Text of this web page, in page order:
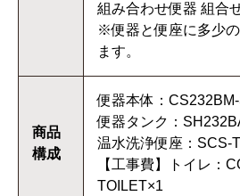
組み合わせ便器 組合
※便器と便座に多少
ます。
商品
構成
便器本体：
便器タンク：
温水洗浄便座：
【工事費】トイレ：
TOILET×1